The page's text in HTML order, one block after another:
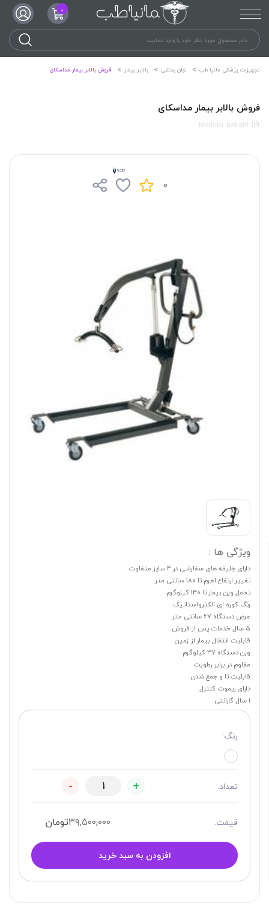
0
تجهیزات پزشکی مانیا طب توان بخشی بالابر بیمار فروش بالابر بیمار مداسکای
فروش بالابر بیمار مداسکای
Medsky patient lift
0
ویژگی ها :
دارای جلیقه های سفارشی در 4 سایز متفاوت
تغییر ارتفاع اهرم تا 180 سانتی متر
تحمل وزن بیمار تا 130 کیلوگرم
رنگ کوره ای الکترواستاتیک
عرض دستگاه 67 سانتی متر
5 سال خدمات پس از فروش
قابلیت انتقال بیمار از زمین
وزن دستگاه 37 کیلوگرم
مقاوم در برابر رطوبت
قابلیت تا و جمع شدن
دارای ریموت کنترل
1 سال گارانتی
رنگ:
تعداد: +
-
قیمت: ۳۹,۵۰۰,۰۰۰تومان
افزودن به سبد خرید